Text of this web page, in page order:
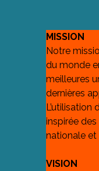
MISSION
Notre
du monde
meilleures
dernières
L’utilisation
inspirée
nationale et
VISION